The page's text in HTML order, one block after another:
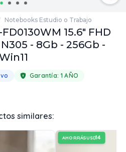
Notebooks Estudio o Trabajo
15.6" FHD
- 8Gb - 256Gb -
Garantía: 1 AÑO
similares:
AHORRÁSUSD14